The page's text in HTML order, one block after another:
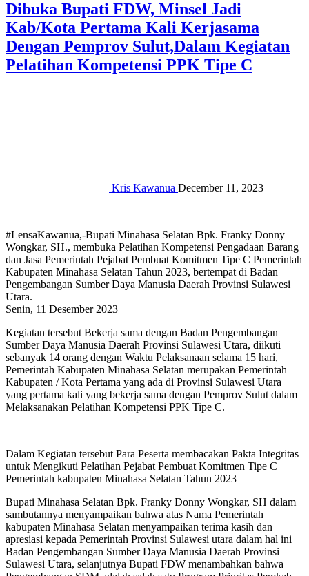
Dibuka Bupati FDW, Minsel Jadi
Kab/Kota Pertama Kali Kerjasama
Dengan Pemprov Sulut,Dalam Kegiatan
Pelatihan Kompetensi PPK Tipe C
Kris Kawanua December 11, 2023
#LensaKawanua,-Bupati Minahasa Selatan Bpk. Franky Donny
Wongkar, SH., membuka Pelatihan Kompetensi Pengadaan Barang
dan Jasa Pemerintah Pejabat Pembuat Komitmen Tipe C Pemerintah
Kabupaten Minahasa Selatan Tahun 2023, bertempat di Badan
Pengembangan Sumber Daya Manusia Daerah Provinsi Sulawesi
Utara.
Senin, 11 Desember 2023
Kegiatan tersebut Bekerja sama dengan Badan Pengembangan
Sumber Daya Manusia Daerah Provinsi Sulawesi Utara, diikuti
sebanyak 14 orang dengan Waktu Pelaksanaan selama 15 hari,
Pemerintah Kabupaten Minahasa Selatan merupakan Pemerintah
Kabupaten / Kota Pertama yang ada di Provinsi Sulawesi Utara
yang pertama kali yang bekerja sama dengan Pemprov Sulut dalam
Melaksanakan Pelatihan Kompetensi PPK Tipe C.
Dalam Kegiatan tersebut Para Peserta membacakan Pakta Integritas
untuk Mengikuti Pelatihan Pejabat Pembuat Komitmen Tipe C
Pemerintah kabupaten Minahasa Selatan Tahun 2023
Bupati Minahasa Selatan Bpk. Franky Donny Wongkar, SH dalam
sambutannya menyampaikan bahwa atas Nama Pemerintah
kabupaten Minahasa Selatan menyampaikan terima kasih dan
apresiasi kepada Pemerintah Provinsi Sulawesi utara dalam hal ini
Badan Pengembangan Sumber Daya Manusia Daerah Provinsi
Sulawesi Utara, selanjutnya Bupati FDW menambahkan bahwa